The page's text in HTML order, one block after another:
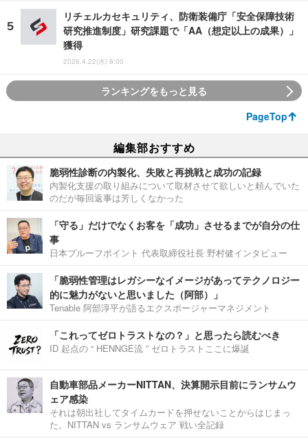
リチェルカセキュリティ、防衛装備庁「安全保障技術
研究推進制度」研究課題で「AA（想定以上の成果）」
獲得
2026.4.22(水) 8:00
ランキングをもっと見る
PageTop
編集部おすすめ
脆弱性診断の内製化、失敗と再挑戦と成功の記録
内製化支援の取り組みについて取材させて欲しいと頼んでいた
のだが毎回返事は芳しくなかった
「守る」だけでなくお客を「成功」させるまでが自分の仕
事
日本プルーフポイント 代表取締役社長 野村健インタビュー
「脆弱性管理はレガシーなイメージがあってテクノロジー
的に魅力がないと思いました（阿部）」
Tenable 阿部淳平が語るエクスポージャーマネジメント
「これってゼロトラストなの？」と思ったら読むべき
ID 起点の “ HENNGE流 ” ゼロトラストここに爆誕
自動車部品メーカーNITTAN、決算開示目前にランサムウ
ェア感染
それは朝出社してタイムカードを押せないことからはじまっ
た。NITTAN vs ランサムウェア 戦い全記録